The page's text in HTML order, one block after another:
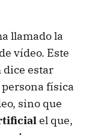
llamado la
vídeo. Este
dice estar
física
sino que
el que,